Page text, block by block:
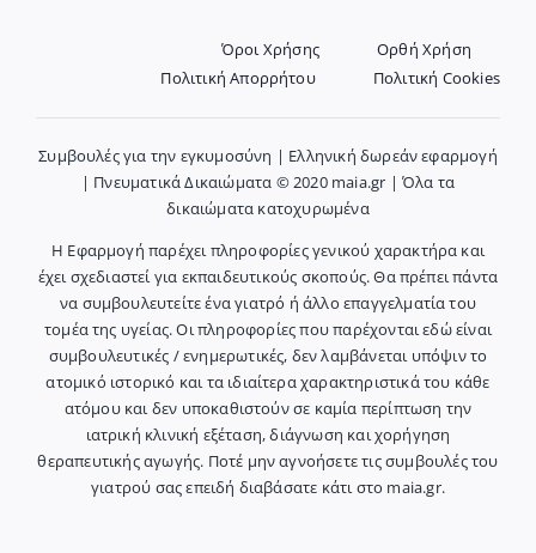
Όροι Χρήσης
Ορθή Χρήση
Πολιτική Απορρήτου
Πολιτική Cookies
Συμβουλές για την εγκυμοσύνη | Ελληνική δωρεάν εφαρμογή
| Πνευματικά Δικαιώματα © 2020 maia.gr | Όλα τα
δικαιώματα κατοχυρωμένα
Η Εφαρμογή παρέχει πληροφορίες γενικού χαρακτήρα και
έχει σχεδιαστεί για εκπαιδευτικούς σκοπούς. Θα πρέπει πάντα
να συμβουλευτείτε ένα γιατρό ή άλλο επαγγελματία του
τομέα της υγείας. Οι πληροφορίες που παρέχονται εδώ είναι
συμβουλευτικές / ενημερωτικές, δεν λαμβάνεται υπόψιν το
ατομικό ιστορικό και τα ιδιαίτερα χαρακτηριστικά του κάθε
ατόμου και δεν υποκαθιστούν σε καμία περίπτωση την
ιατρική κλινική εξέταση, διάγνωση και χορήγηση
θεραπευτικής αγωγής. Ποτέ μην αγνοήσετε τις συμβουλές του
γιατρού σας επειδή διαβάσατε κάτι στο maia.gr.